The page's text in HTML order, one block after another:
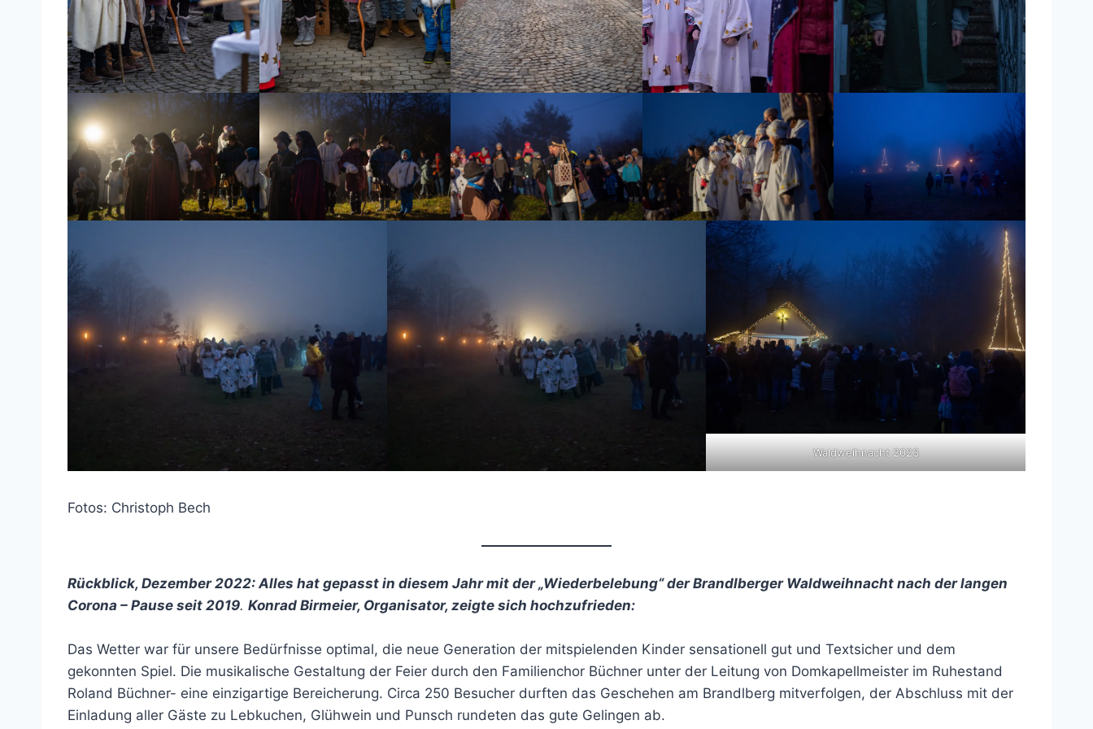
Waldweihnacht 2023
Fotos: Christoph Bech
Rückblick, Dezember 2022: Alles hat gepasst in diesem Jahr mit der „Wiederbelebung“ der Brandlberger Waldweihnacht nach der langen
Corona – Pause seit 2019. Konrad Birmeier, Organisator, zeigte sich hochzufrieden:
Das Wetter war für unsere Bedürfnisse optimal, die neue Generation der mitspielenden Kinder sensationell gut und Textsicher und dem
gekonnten Spiel. Die musikalische Gestaltung der Feier durch den Familienchor Büchner unter der Leitung von Domkapellmeister im Ruhestand
Roland Büchner- eine einzigartige Bereicherung. Circa 250 Besucher durften das Geschehen am Brandlberg mitverfolgen, der Abschluss mit der
Einladung aller Gäste zu Lebkuchen, Glühwein und Punsch rundeten das gute Gelingen ab.